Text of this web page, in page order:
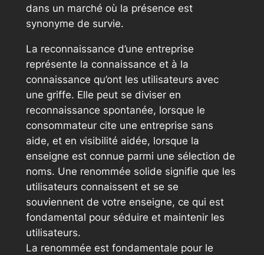
dans un marché où la présence est
synonyme de survie.
La reconnaissance d’une entreprise
représente la connaissance et à la
connaissance qu’ont les utilisateurs avec
une griffe. Elle peut se diviser en
reconnaissance spontanée, lorsque le
consommateur cite une entreprise sans
aide, et en visibilité aidée, lorsque la
enseigne est connue parmi une sélection de
noms. Une renommée solide signifie que les
utilisateurs connaissent et se se
souviennent de votre enseigne, ce qui est
fondamental pour séduire et maintenir les
utilisateurs.
La renommée est fondamentale pour le